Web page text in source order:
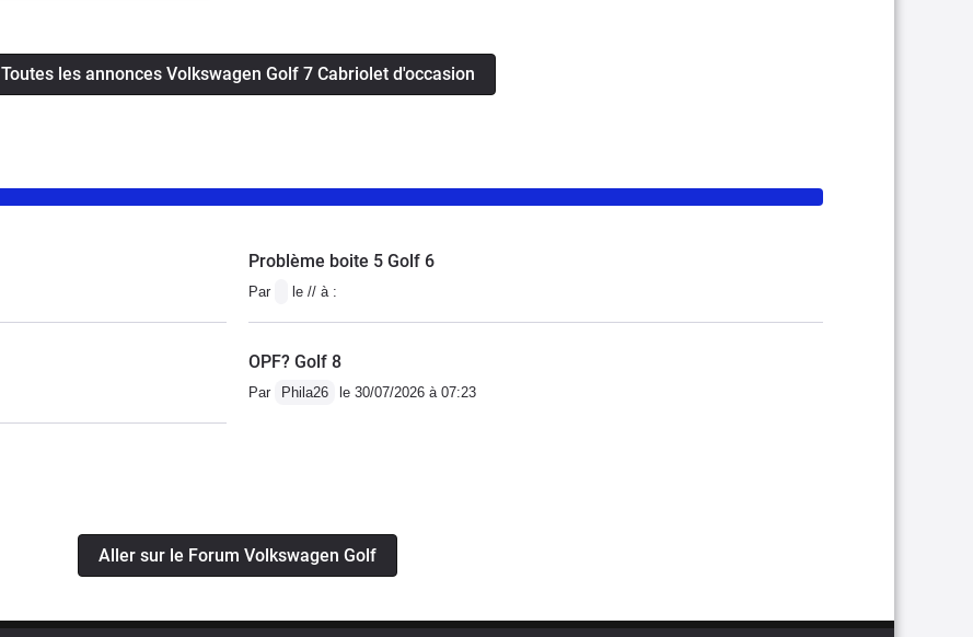
Toutes les annonces Volkswagen Golf 7 Cabriolet d'occasion
Problème boite 5 Golf 6
Par le // à :
OPF? Golf 8
Par Phila26 le 30/07/2026 à 07:23
Aller sur le Forum Volkswagen Golf